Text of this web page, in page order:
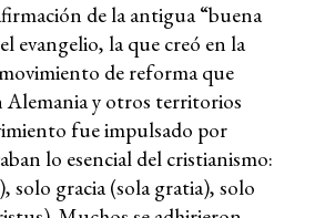
de la antigua “buena
evangelio, la que creó en la
de reforma que
Alemania y otros territorios
fue impulsado por
lo esencial del cristianismo:
solo gracia (sola gratia), solo